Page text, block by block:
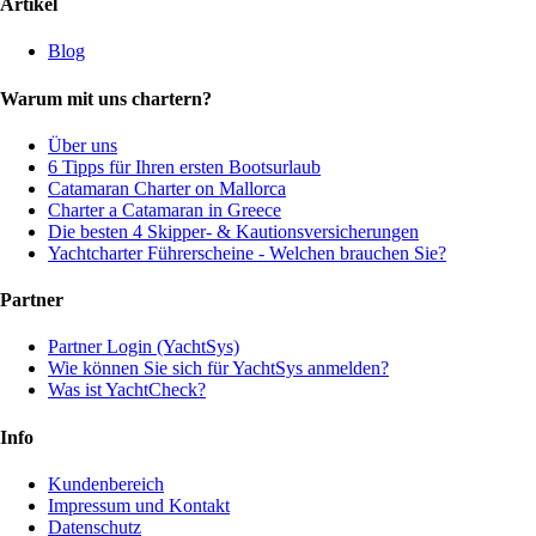
Artikel
Blog
Warum mit uns chartern?
Über uns
6 Tipps für Ihren ersten Bootsurlaub
Catamaran Charter on Mallorca
Charter a Catamaran in Greece
Die besten 4 Skipper- & Kautionsversicherungen
Yachtcharter Führerscheine - Welchen brauchen Sie?
Partner
Partner Login (YachtSys)
Wie können Sie sich für YachtSys anmelden?
Was ist YachtCheck?
Info
Kundenbereich
Impressum und Kontakt
Datenschutz